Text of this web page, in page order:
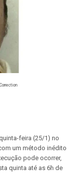
feira (25/1) no
um método inédito
pode ocorrer,
quinta até as 6h de